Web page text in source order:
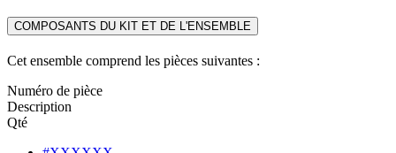
COMPOSANTS DU KIT ET DE L'ENSEMBLE
Cet ensemble comprend les pièces suivantes :
Numéro de pièce
Description
Qté